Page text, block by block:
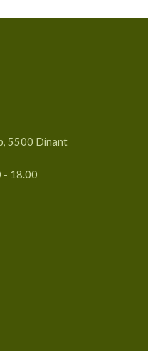
5500 Dinant
- 18.00